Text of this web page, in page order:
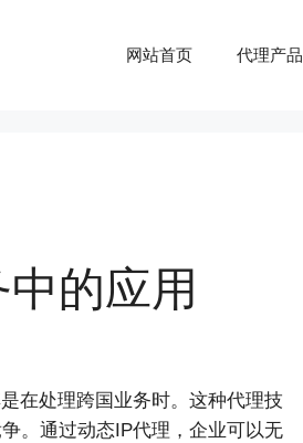
网站首页 代理产品
的应用
在处理跨国业务时。这种代理技
。通过动态IP代理，企业可以无